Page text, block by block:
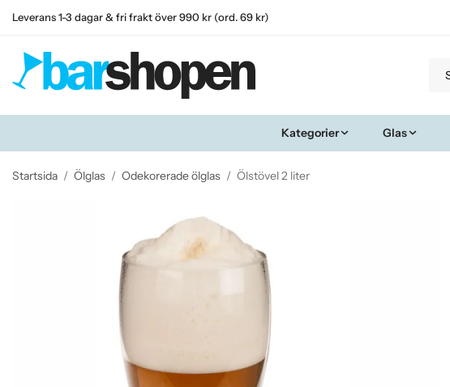
Leverans 1-3 dagar & fri frakt över 990 kr (ord. 69 kr)
Kategorier Glas
Startsida / Ölglas / Odekorerade ölglas / Ölstövel 2 liter